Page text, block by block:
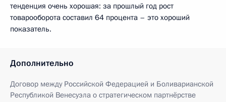
тенденция очень хорошая: за прошлый год рост
товарооборота составил 64 процента – это хороший
показатель.
Дополнительно
Договор между Российской Федерацией и Боливарианской
Республикой Венесуэла о стратегическом партнёрстве